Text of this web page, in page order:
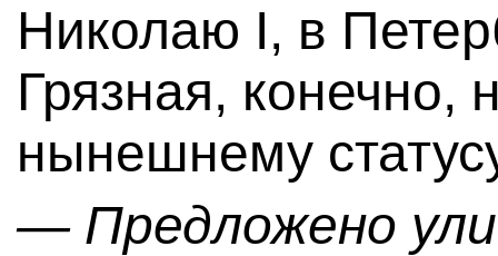
Николаю I, в
Грязная, конечно,
нынешнему
— Предложено